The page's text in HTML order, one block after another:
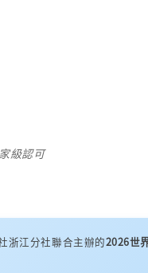
級認可
浙江分社聯合主辦的2026世